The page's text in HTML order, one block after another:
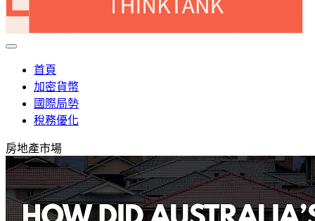
首頁
加密貨幣
國際局勢
稅務優化
房地產市場